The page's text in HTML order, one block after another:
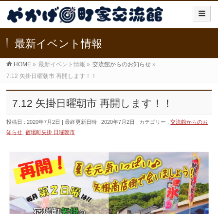
最新イベント情報
HOME » 最新イベント情報 » 交流館からのお知らせ »
7.12 矢掛日曜朝市 再開します！！
7.12 矢掛日曜朝市 再開します！！
投稿日 : 2020年7月2日 最終更新日時 : 2020年7月2日 カテゴリー :交流館からのお
知らせ ,宿場町矢掛 日曜朝市